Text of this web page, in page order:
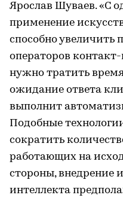
Ярослав Шуваев. «С
применение
способно увеличить
операторов
нужно тратить
ожидание ответа
выполнит
Подобные
сократить
работающих на
стороны, внедрение
интеллекта